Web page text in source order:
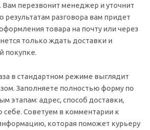
перезвонит менеджер и уточнит
результатам разговора вам придет
товара на почту или через
только ждать доставки и
покупке.
в стандартном режиме выглядит
Заполняете полностью форму по
этапам: адрес, способ доставки,
Советуем в комментарии к
которая поможет курьеру